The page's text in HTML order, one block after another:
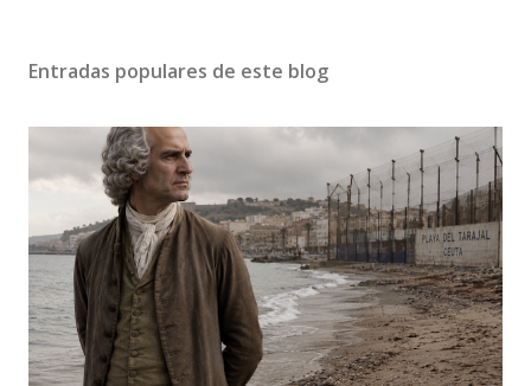
b
n
c
o
m
e
n
Entradas populares de este blog